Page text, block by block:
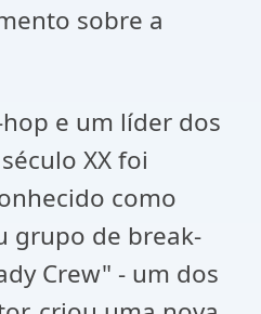
sobre a
e um líder dos
XX foi
como
grupo de break-
Crew" - um dos